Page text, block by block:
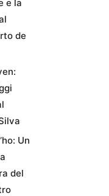
e la
de
Un
del